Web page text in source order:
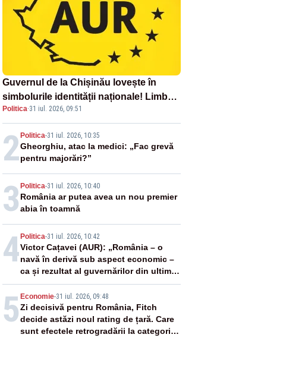
Guvernul de la Chișinău lovește în
simbolurile identității naționale! Limba
română nu se economisește! Limba
română se sărbătorește!
Politica·31 iul. 2026, 09:51
2Politica-31 iul. 2026, 10:35
Gheorghiu, atac la medici: „Fac grevă
pentru majorări?”
3 Politica-31 iul. 2026, 10:40
România ar putea avea un nou premier
abia în toamnă
4Politica-31 iul. 2026, 10:42
Victor Cațavei (AUR): „România – o
navă în derivă sub aspect economic –
ca și rezultat al guvernărilor din ultimii
36 de ani”
5 Economie-31 iul. 2026, 09:48
Zi decisivă pentru România, Fitch
decide astăzi noul rating de țară. Care
sunt efectele retrogradării la categoria